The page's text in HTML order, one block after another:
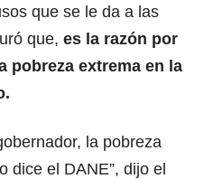
que se le da a las
que, es la razón por
pobreza extrema en la
la pobreza
dice el DANE”, dijo el